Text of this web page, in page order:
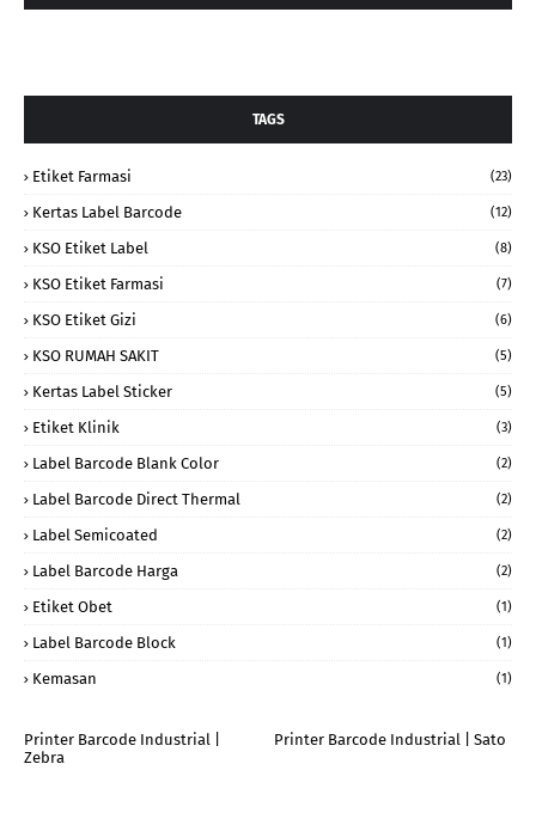
TAGS
Etiket Farmasi (23)
Kertas Label Barcode (12)
KSO Etiket Label (8)
KSO Etiket Farmasi (7)
KSO Etiket Gizi (6)
KSO RUMAH SAKIT (5)
Kertas Label Sticker (5)
Etiket Klinik (3)
Label Barcode Blank Color (2)
Label Barcode Direct Thermal (2)
Label Semicoated (2)
Label Barcode Harga (2)
Etiket Obet (1)
Label Barcode Block (1)
Kemasan (1)
Printer Barcode Industrial |
Zebra
Printer Barcode Industrial | Sato